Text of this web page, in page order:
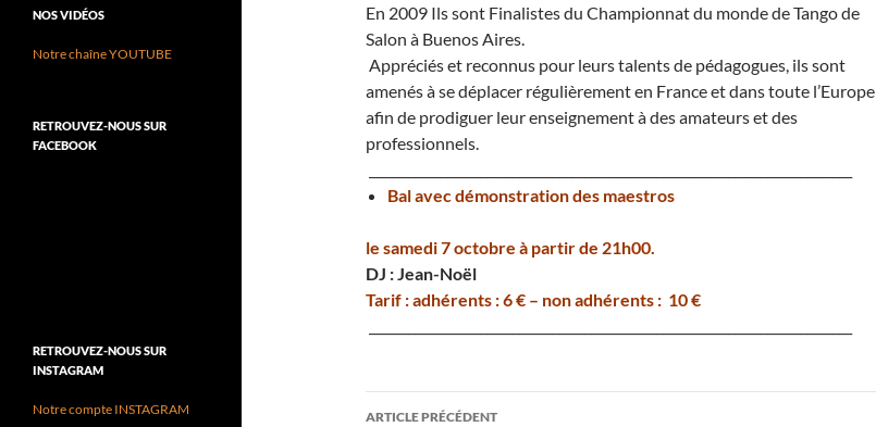
En 2009 Ils sont Finalistes du Championnat du monde de Tango de
Salon à Buenos Aires.
Appréciés et reconnus pour leurs talents de pédagogues, ils sont
amenés à se déplacer régulièrement en France et dans toute l’Europe
afin de prodiguer leur enseignement à des amateurs et des
professionnels.
Bal avec démonstration des maestros
le samedi 7 octobre à partir de 21h00.
DJ : Jean-Noël
Tarif : adhérents : 6 € – non adhérents : 10 €
Navigation
ARTICLE PRÉCÉDENT
NOS VIDÉOS
Notre chaîne YOUTUBE
RETROUVEZ-NOUS SUR
FACEBOOK
RETROUVEZ-NOUS SUR
INSTAGRAM
Notre compte INSTAGRAM